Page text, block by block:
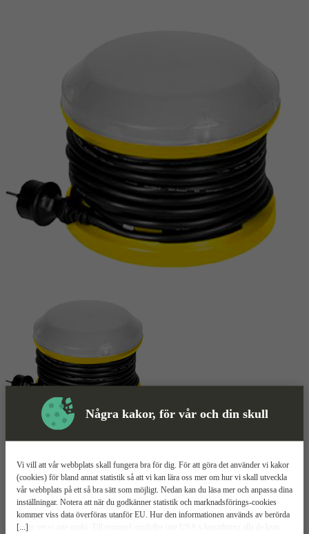
Några kakor, för vår och din skull
[...]
Vi vill att vår webbplats skall fungera bra för dig. För att göra det använder vi kakor
(cookies) för bland annat statistik så att vi kan lära oss mer om hur vi skall utveckla
vår webbplats på ett så bra sätt som möjligt. Nedan kan du läsa mer och anpassa dina
inställningar. Notera att när du godkänner statistik och marknadsförings-cookies
kommer viss data överföras utanför EU. Hur den informationen används av berörda
bolag vet vi inte exakt. Till exempel uppfyller inte USA:s lagstiftning alla de krav
Mer information
Amiga Stella LED
LED-ljus med 3500 lm
Kan seriekopplas